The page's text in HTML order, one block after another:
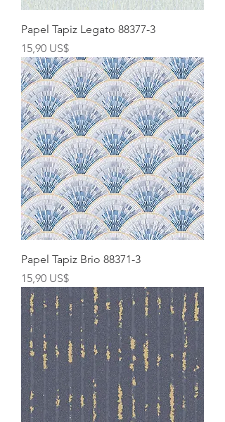
Papel Tapiz Legato 88377-3
Precio
15,90 US$
Papel Tapiz Brio 88371-3
Precio
15,90 US$